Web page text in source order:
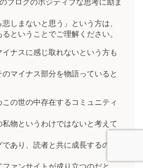
ブログのポジティブな思考に励ま
しまないと思う」という方は、
ということでご理解ください。
ナスに感じ取れないという方も
マイナス部分を物語っていると
この世の中存在するコミュニティ
物というわけではないと考えて
あり、読者と共に成長するのが